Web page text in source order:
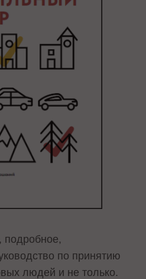
подробное,
по принятию
людей и не только.